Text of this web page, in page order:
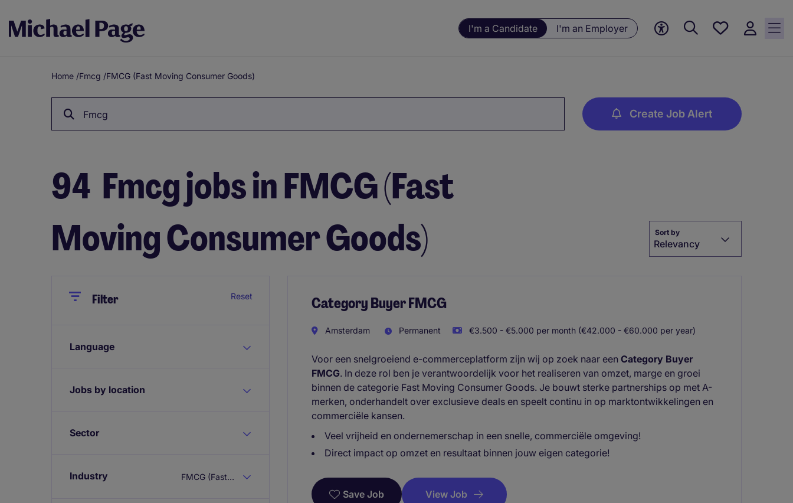
I'm a Candidate I'm an Employer
Save
Breadcrumb
Home /Fmcg /FMCG (Fast Moving Consumer Goods)
Fmcg Create Job Alert
94 Fmcg jobs in FMCG (Fast
Moving Consumer Goods)
Sort by
Relevancy
CloseFilter Reset
Language
Jobs by location
Sector
Industry FMCG (Fast Moving Consumer Goods)
Category Buyer FMCG
Amsterdam Permanent €3.500 - €5.000 per month (€42.000 - €60.000 per year)
Voor een snelgroeiend e-commerceplatform zijn wij op zoek naar een Category Buyer
FMCG. In deze rol ben je verantwoordelijk voor het realiseren van omzet, marge en groei
binnen de categorie Fast Moving Consumer Goods. Je bouwt sterke partnerships op met A-
merken, onderhandelt over exclusieve deals en speelt continu in op marktontwikkelingen en
commerciële kansen.
Veel vrijheid en ondernemerschap in een snelle, commerciële omgeving!
Direct impact op omzet en resultaat binnen jouw eigen categorie!
Save Job View Job